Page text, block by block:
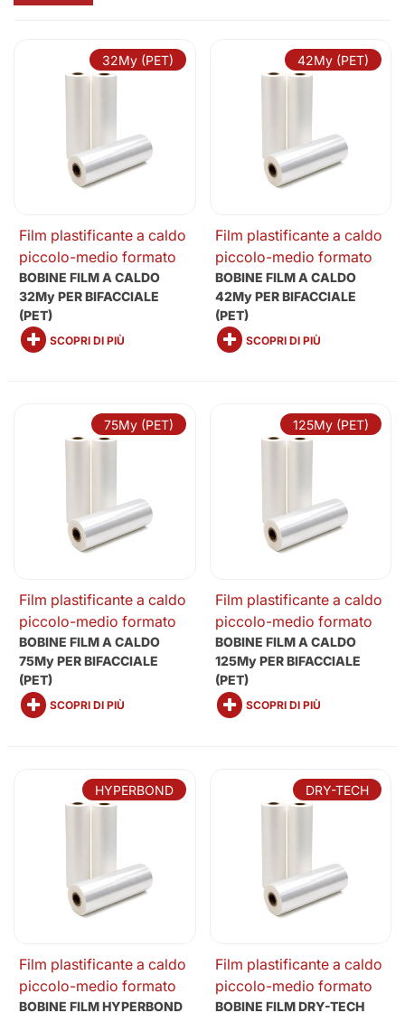
32My (PET)
Film plastificante a caldo
piccolo-medio formato
BOBINE FILM A CALDO
32My PER BIFACCIALE
(PET)
SCOPRI DI PIÙ
42My (PET)
Film plastificante a caldo
piccolo-medio formato
BOBINE FILM A CALDO
42My PER BIFACCIALE
(PET)
SCOPRI DI PIÙ
75My (PET)
Film plastificante a caldo
piccolo-medio formato
BOBINE FILM A CALDO
75My PER BIFACCIALE
(PET)
SCOPRI DI PIÙ
125My (PET)
Film plastificante a caldo
piccolo-medio formato
BOBINE FILM A CALDO
125My PER BIFACCIALE
(PET)
SCOPRI DI PIÙ
HYPERBOND
Film plastificante a caldo
piccolo-medio formato
BOBINE FILM HYPERBOND
DRY-TECH
Film plastificante a caldo
piccolo-medio formato
BOBINE FILM DRY-TECH